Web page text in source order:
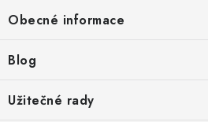
p
a
Obecné informace
Kontakt
Blog
Inovativní Kliky EASY LOCK – Revoluce
Užitečné rady